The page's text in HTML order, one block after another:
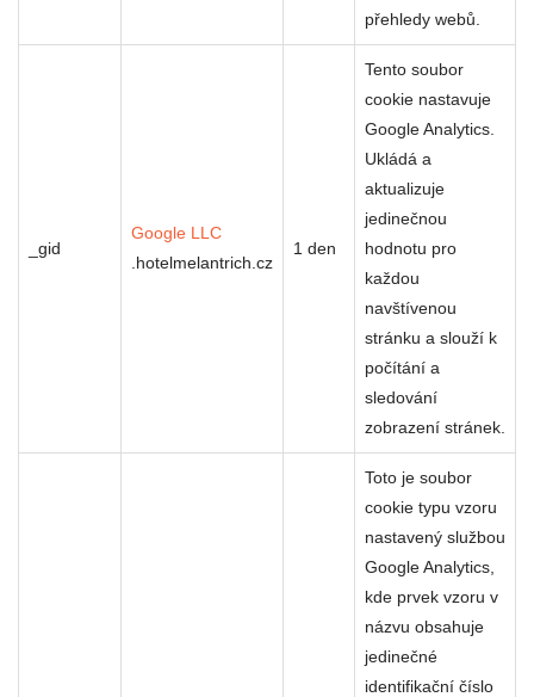
přehledy webů.
_gid
Google LLC
.hotelmelantrich.cz
1 den
Tento soubor
cookie nastavuje
Google Analytics.
Ukládá a
aktualizuje
jedinečnou
hodnotu pro
každou
navštívenou
stránku a slouží k
počítání a
sledování
zobrazení stránek.
Toto je soubor
cookie typu vzoru
nastavený službou
Google Analytics,
kde prvek vzoru v
názvu obsahuje
jedinečné
identifikační číslo